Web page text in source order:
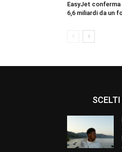
EasyJet conferma
6,6 miliardi da un